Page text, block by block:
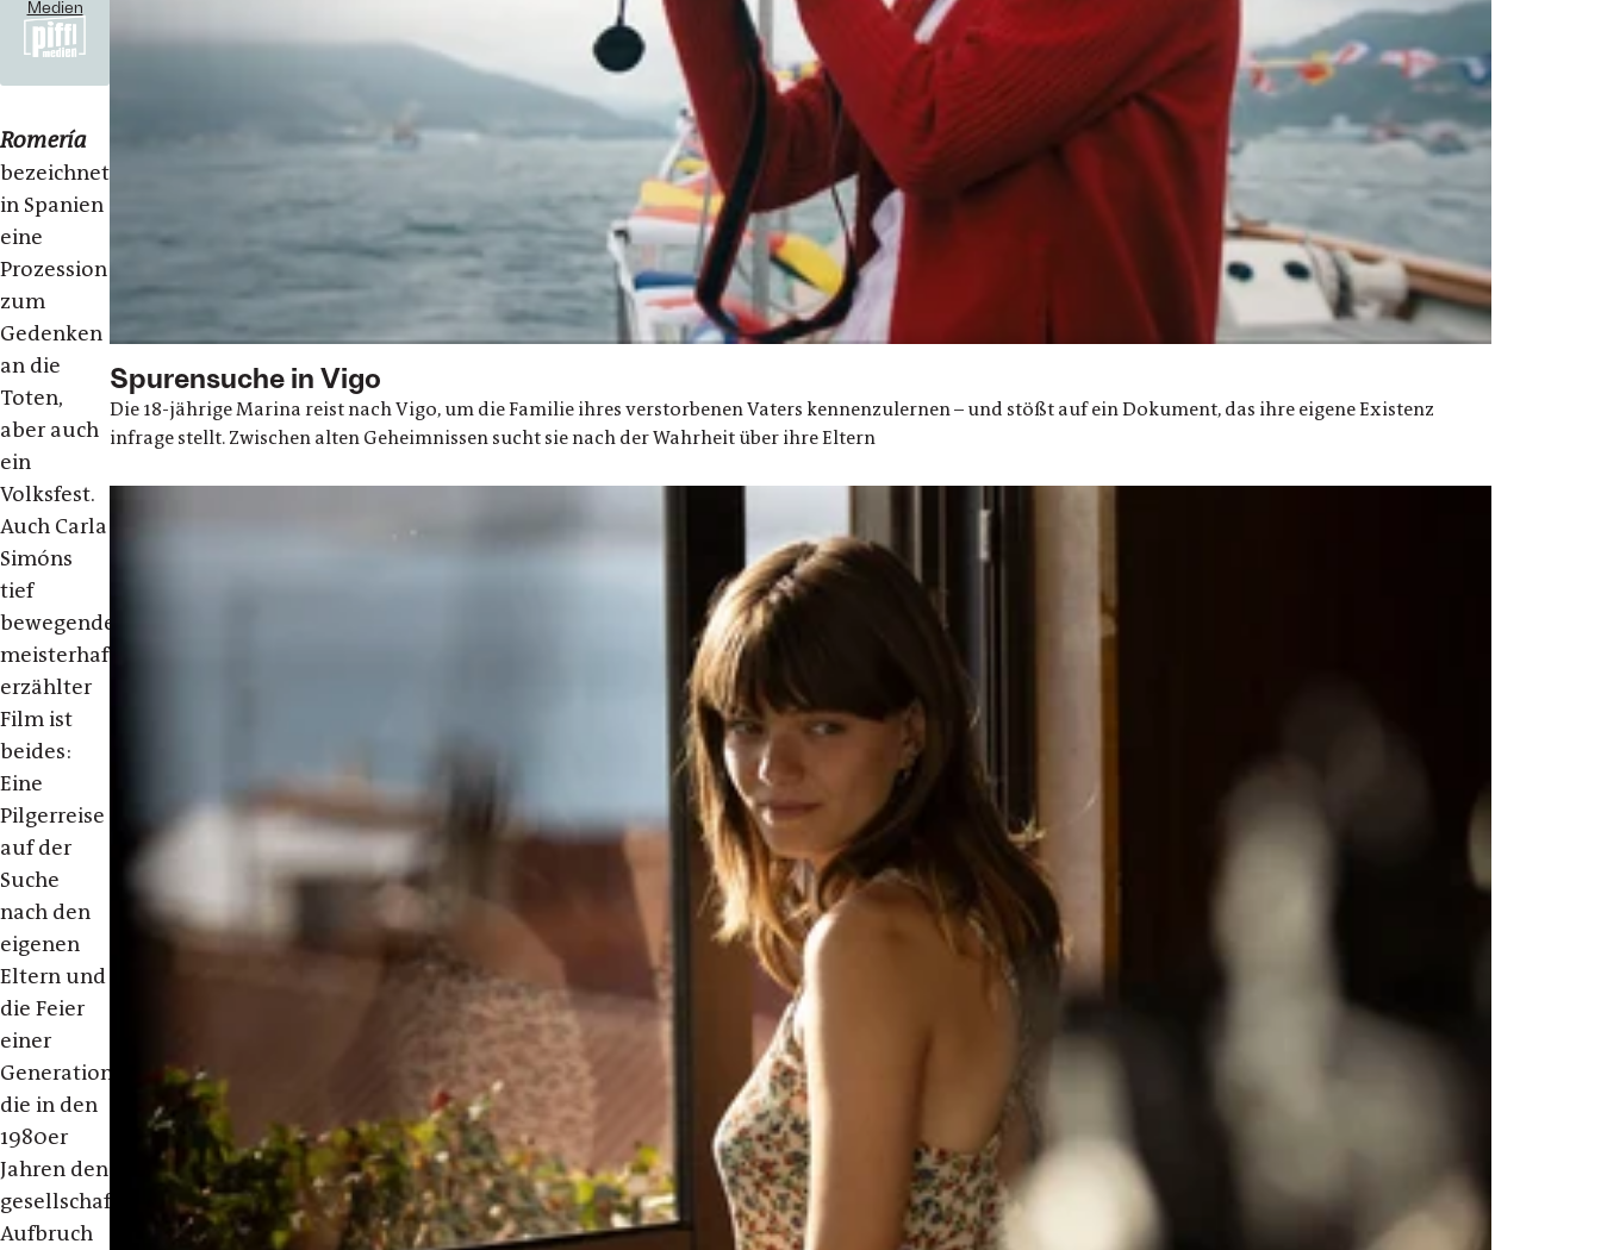
Medien
Romería
bezeichnet
in Spanien
eine
Prozession
zum
Gedenken
an die
Toten,
aber auch
ein
Volksfest.
Auch Carla
Simóns
tief
bewegender,
meisterhaft
erzählter
Film ist
beides:
Eine
Pilgerreise
auf der
Suche
nach den
eigenen
Eltern und
die Feier
einer
Generation,
die in den
1980er
Jahren den
gesellschaftlichen
Aufbruch
Spurensuche in Vigo
Die 18-jährige Marina reist nach Vigo, um die Familie ihres verstorbenen Vaters kennenzulernen – und stößt auf ein Dokument, das ihre eigene Existenz
infrage stellt. Zwischen alten Geheimnissen sucht sie nach der Wahrheit über ihre Eltern